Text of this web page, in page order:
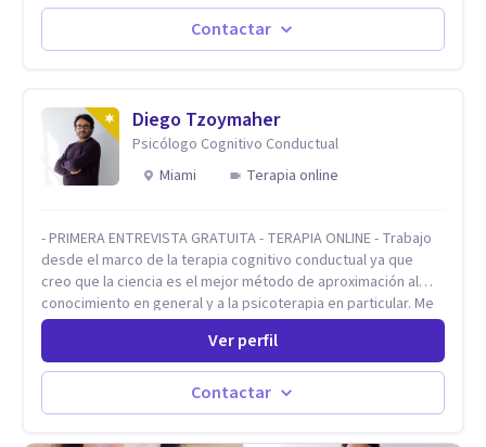
distintas problemáticas como el manejo del estrés,
Autoestima, Gestión de la Ira, Depresión, Retos en la Crianza,
Codependencia, Celos, entre otros. Cuento con más de 12
Adolescentes y Adultos
Contactar
Diego Tzoymaher
Psicólogo Cognitivo Conductual
Miami
Terapia online
- PRIMERA ENTREVISTA GRATUITA - TERAPIA ONLINE - Trabajo
desde el marco de la terapia cognitivo conductual ya que
creo que la ciencia es el mejor método de aproximación al
conocimiento en general y a la psicoterapia en particular. Me
interesan los procesos de cambio conductual por los que una
persona pueda alcanzar sus objetivos, transitando,
aceptando y modificando sus patrones cognitivos y
emocionales. Abordo patologías específicas como trastornos
de ansiedad y del ánimo, y también crisis vitales y procesos
Ver perfil
Contactar